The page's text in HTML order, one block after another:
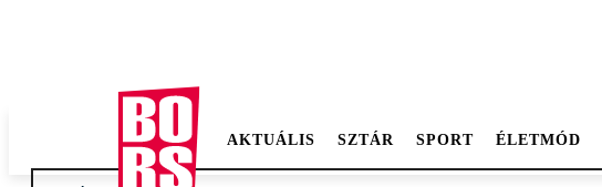
AKTUÁLIS SZTÁR SPORT ÉLETMÓD